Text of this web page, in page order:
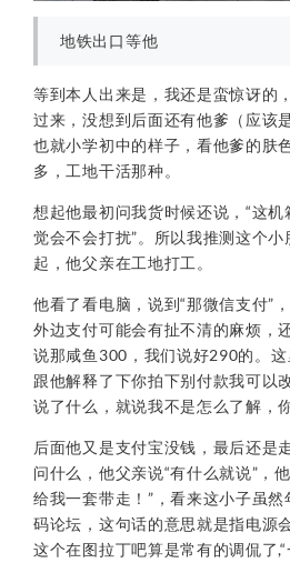
地铁出口等他
等到本人出来是，我还是蛮惊讶的
过来，没想到后面还有他爹（应该
也就小学初中的样子，看他爹的肤
多，工地干活那种。
想起他最初问我货时候还说，“这
觉会不会打扰”。所以我推测这个
起，他父亲在工地打工。
他看了看电脑，说到“那微信支付”
外边支付可能会有扯不清的麻烦，
说那咸鱼300，我们说好290的。
跟他解释了下你拍下别付款我可以
说了什么，就说我不是怎么了解，
后面他又是支付宝没钱，最后还是
问什么，他父亲说“有什么就说”，
给我一套带走！”，看来这小子虽
码论坛，这句话的意思就是指电源
这个在图拉丁吧算是常有的调侃了